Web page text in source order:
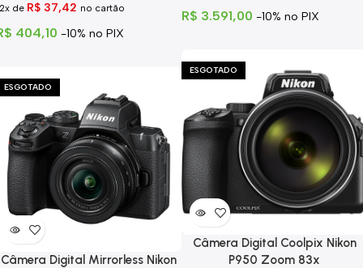
R$ 3.591,00 -10% no PIX
de R$ 37,42 no cartão
404,10 -10% no PIX
ESGOTADO
Câmera Digital Coolpix Nikon
P950 Zoom 83x
ESGOTADO
Câmera Digital Mirrorless Nikon